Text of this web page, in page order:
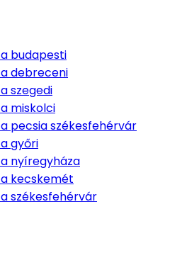
a budapesti
a debreceni
a szegedi
a miskolci
a pecsia székesfehérvár
a győri
a nyíregyháza
a kecskemét
a székesfehérvár